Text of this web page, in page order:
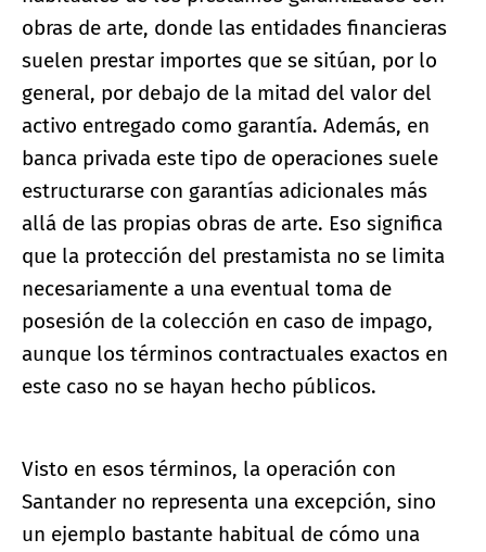
obras de arte, donde las entidades financieras
suelen prestar importes que se sitúan, por lo
general, por debajo de la mitad del valor del
activo entregado como garantía. Además, en
banca privada este tipo de operaciones suele
estructurarse con garantías adicionales más
allá de las propias obras de arte. Eso significa
que la protección del prestamista no se limita
necesariamente a una eventual toma de
posesión de la colección en caso de impago,
aunque los términos contractuales exactos en
este caso no se hayan hecho públicos.
Visto en esos términos, la operación con
Santander no representa una excepción, sino
un ejemplo bastante habitual de cómo una